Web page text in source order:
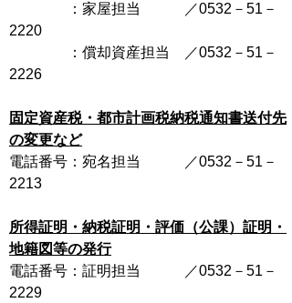
：家屋担当 ／0532－51－
2220
：償却資産担当 ／0532－51－
2226
固定資産税・都市計画税納税通知書送付先
の変更など
電話番号：宛名担当 ／0532－51－
2213
所得証明・納税証明・評価（公課）証明・
地籍図等の発行
電話番号：証明担当 ／0532－51－
2229